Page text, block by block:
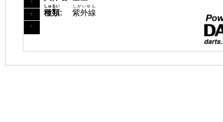
種類
しゅるい
: 紫外線
しがいせん